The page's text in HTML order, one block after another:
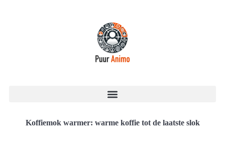
Koffiemok warmer: warme koffie tot de laatste slok